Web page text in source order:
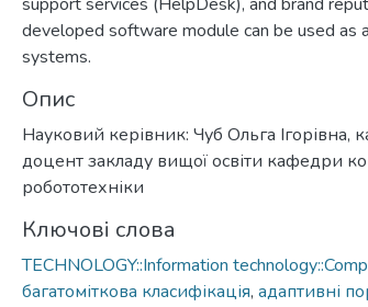
developed software module can be used as
systems.
Опис
Науковий керівник: Чуб Ольга Ігорівна,
доцент закладу вищої освіти кафедри
робототехніки
Ключові слова
TECHNOLOGY::Information
багатоміткова класифікація, адаптивні